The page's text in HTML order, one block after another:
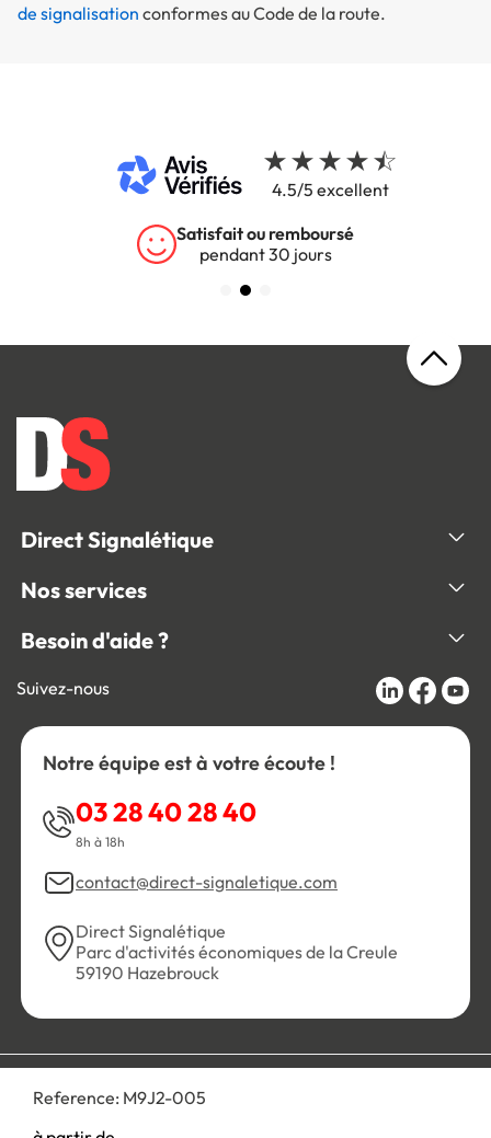
Reference: M9J2-005
de signalisation conformes au Code de la route.
4.5/5 excellent
Satisfait ou remboursé
pendant 30 jours
Direct Signalétique
Nos services
Besoin d'aide ?
Suivez-nous
Notre équipe est à votre écoute !
03 28 40 28 40
8h à 18h
contact@direct-signaletique.com
Direct Signalétique
Parc d'activités économiques de la Creule
59190 Hazebrouck
Personnaliser les cookies